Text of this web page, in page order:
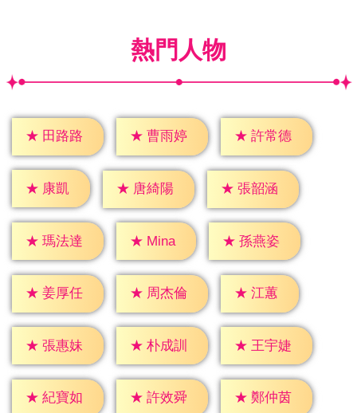
熱門人物
★ 田路路 ★ 曹雨婷 ★ 許常德
★ 康凱 ★ 唐綺陽 ★ 張韶涵
★ 瑪法達 ★ Mina ★ 孫燕姿
★ 姜厚任 ★ 周杰倫 ★ 江蕙
★ 張惠妹 ★ 朴成訓 ★ 王宇婕
★ 紀寶如 ★ 許效舜 ★ 鄭仲茵